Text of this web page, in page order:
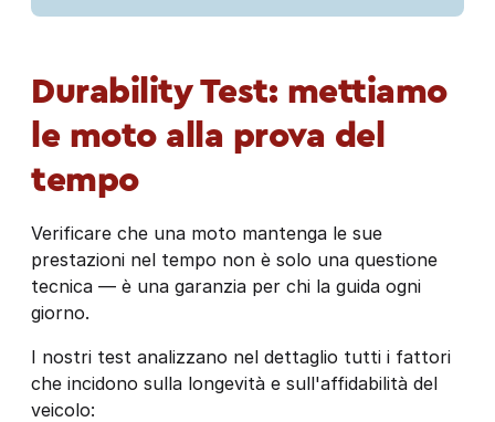
Durability Test: mettiamo
le moto alla prova del
tempo
Verificare che una moto mantenga le sue
prestazioni nel tempo non è solo una questione
tecnica — è una garanzia per chi la guida ogni
giorno.
I nostri test analizzano nel dettaglio tutti i fattori
che incidono sulla longevità e sull'affidabilità del
veicolo: